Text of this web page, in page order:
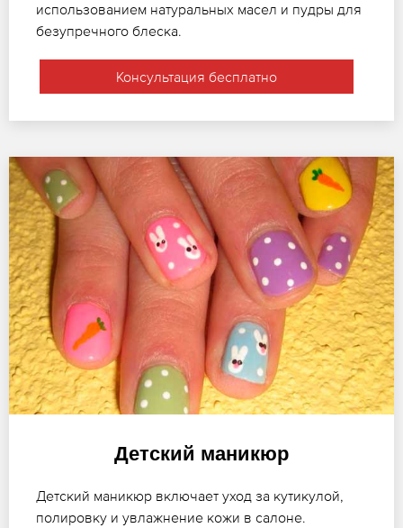
использованием натуральных масел и пудры для
безупречного блеска.
Консультация бесплатно
Детский маникюр
Детский маникюр включает уход за кутикулой,
полировку и увлажнение кожи в салоне.